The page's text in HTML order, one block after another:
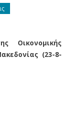
Οικονομικής
(23-8-